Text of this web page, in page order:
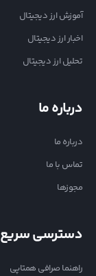
آموزش ارز دیجیتال
اخبار ارز دیجیتال
تحلیل ارز دیجیتال
درباره ما
درباره ما
تماس با ما
مجوزها
دسترسی سریع
راهنما صرافی همتاپی